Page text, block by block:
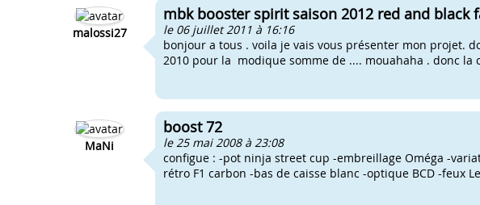
malossi27
mbk booster spirit saison 2012 red and black
le 06 juillet 2011 à 16:16
bonjour a tous . voila je vais vous présenter mon projet.
2010 pour la modique somme de .... mouahaha . donc la
MaNi
boost 72
le 25 mai 2008 à 23:08
configue : -pot ninja street cup -embreillage Oméga -
rétro F1 carbon -bas de caisse blanc -optique BCD -feux